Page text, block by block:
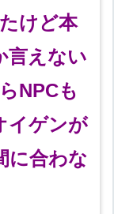
けど本
言えない
NPCも
イゲンが
に合わな